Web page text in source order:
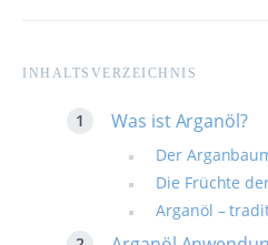
INHALTSVERZEICHNIS
Was ist Arganöl?
Der
Die Früchte
Arganöl –